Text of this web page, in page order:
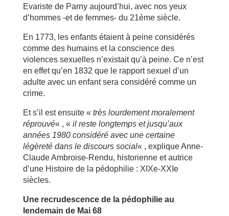
Evariste de Parny aujourd’hui, avec nos yeux
d’hommes -et de femmes- du 21ème siècle.
En 1773, les enfants étaient à peine considérés
comme des humains et la conscience des
violences sexuelles n’existait qu’à peine. Ce n’est
en effet qu’en 1832 que le rapport sexuel d’un
adulte avec un enfant sera considéré comme un
crime.
Et s’il est ensuite « très lourdement moralement
réprouvé« , « il reste longtemps et jusqu’aux
années 1980 considéré avec une certaine
légèreté dans le discours social« , explique Anne-
Claude Ambroise-Rendu, historienne et autrice
d’une Histoire de la pédophilie : XIXe-XXIe
siècles.
Une recrudescence de la pédophilie au
lendemain de Mai 68